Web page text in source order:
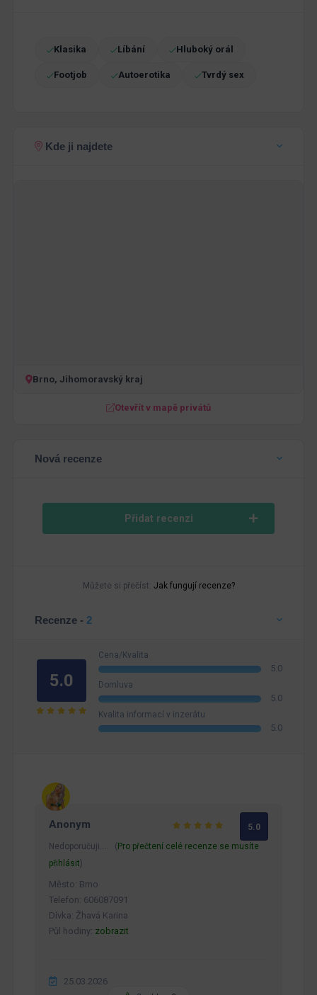
Klasika Líbání Hluboký orál
Footjob Autoerotika Tvrdý sex
Kde ji najdete
Brno, Jihomoravský kraj
Otevřít v mapě privátů
Nová recenze
Přidat recenzi
Můžete si přečíst: Jak fungují recenze?
Recenze - 2
5.0
Cena/Kvalita
5.0
Domluva
5.0
Kvalita informací v inzerátu
5.0
Anonym
5.0
Nedoporučuji.… ( Pro přečtení celé recenze se musíte
přihlásit )
Město: Brno
Telefon: 606087091
Dívka: Žhavá Karina
Půl hodiny: zobrazit
25.03.2026